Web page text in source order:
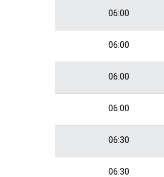
06:00
06:00
06:00
06:00
06:30
06:30